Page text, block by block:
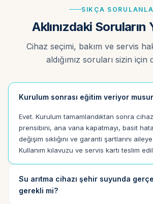
SIKÇA
Aklınızdaki Soruların
Cihaz seçimi, bakım ve servis
aldığımız soruları sizin için
Kurulum sonrası eğitim veriyor
Evet. Kurulum tamamlandıktan sonra
prensibini, ana vana kapatmayı, basit
değişim sıklığını ve garanti şartlarını
Kullanım kılavuzu ve servis kartı teslim
Su arıtma cihazı şehir suyunda
gerekli mi?